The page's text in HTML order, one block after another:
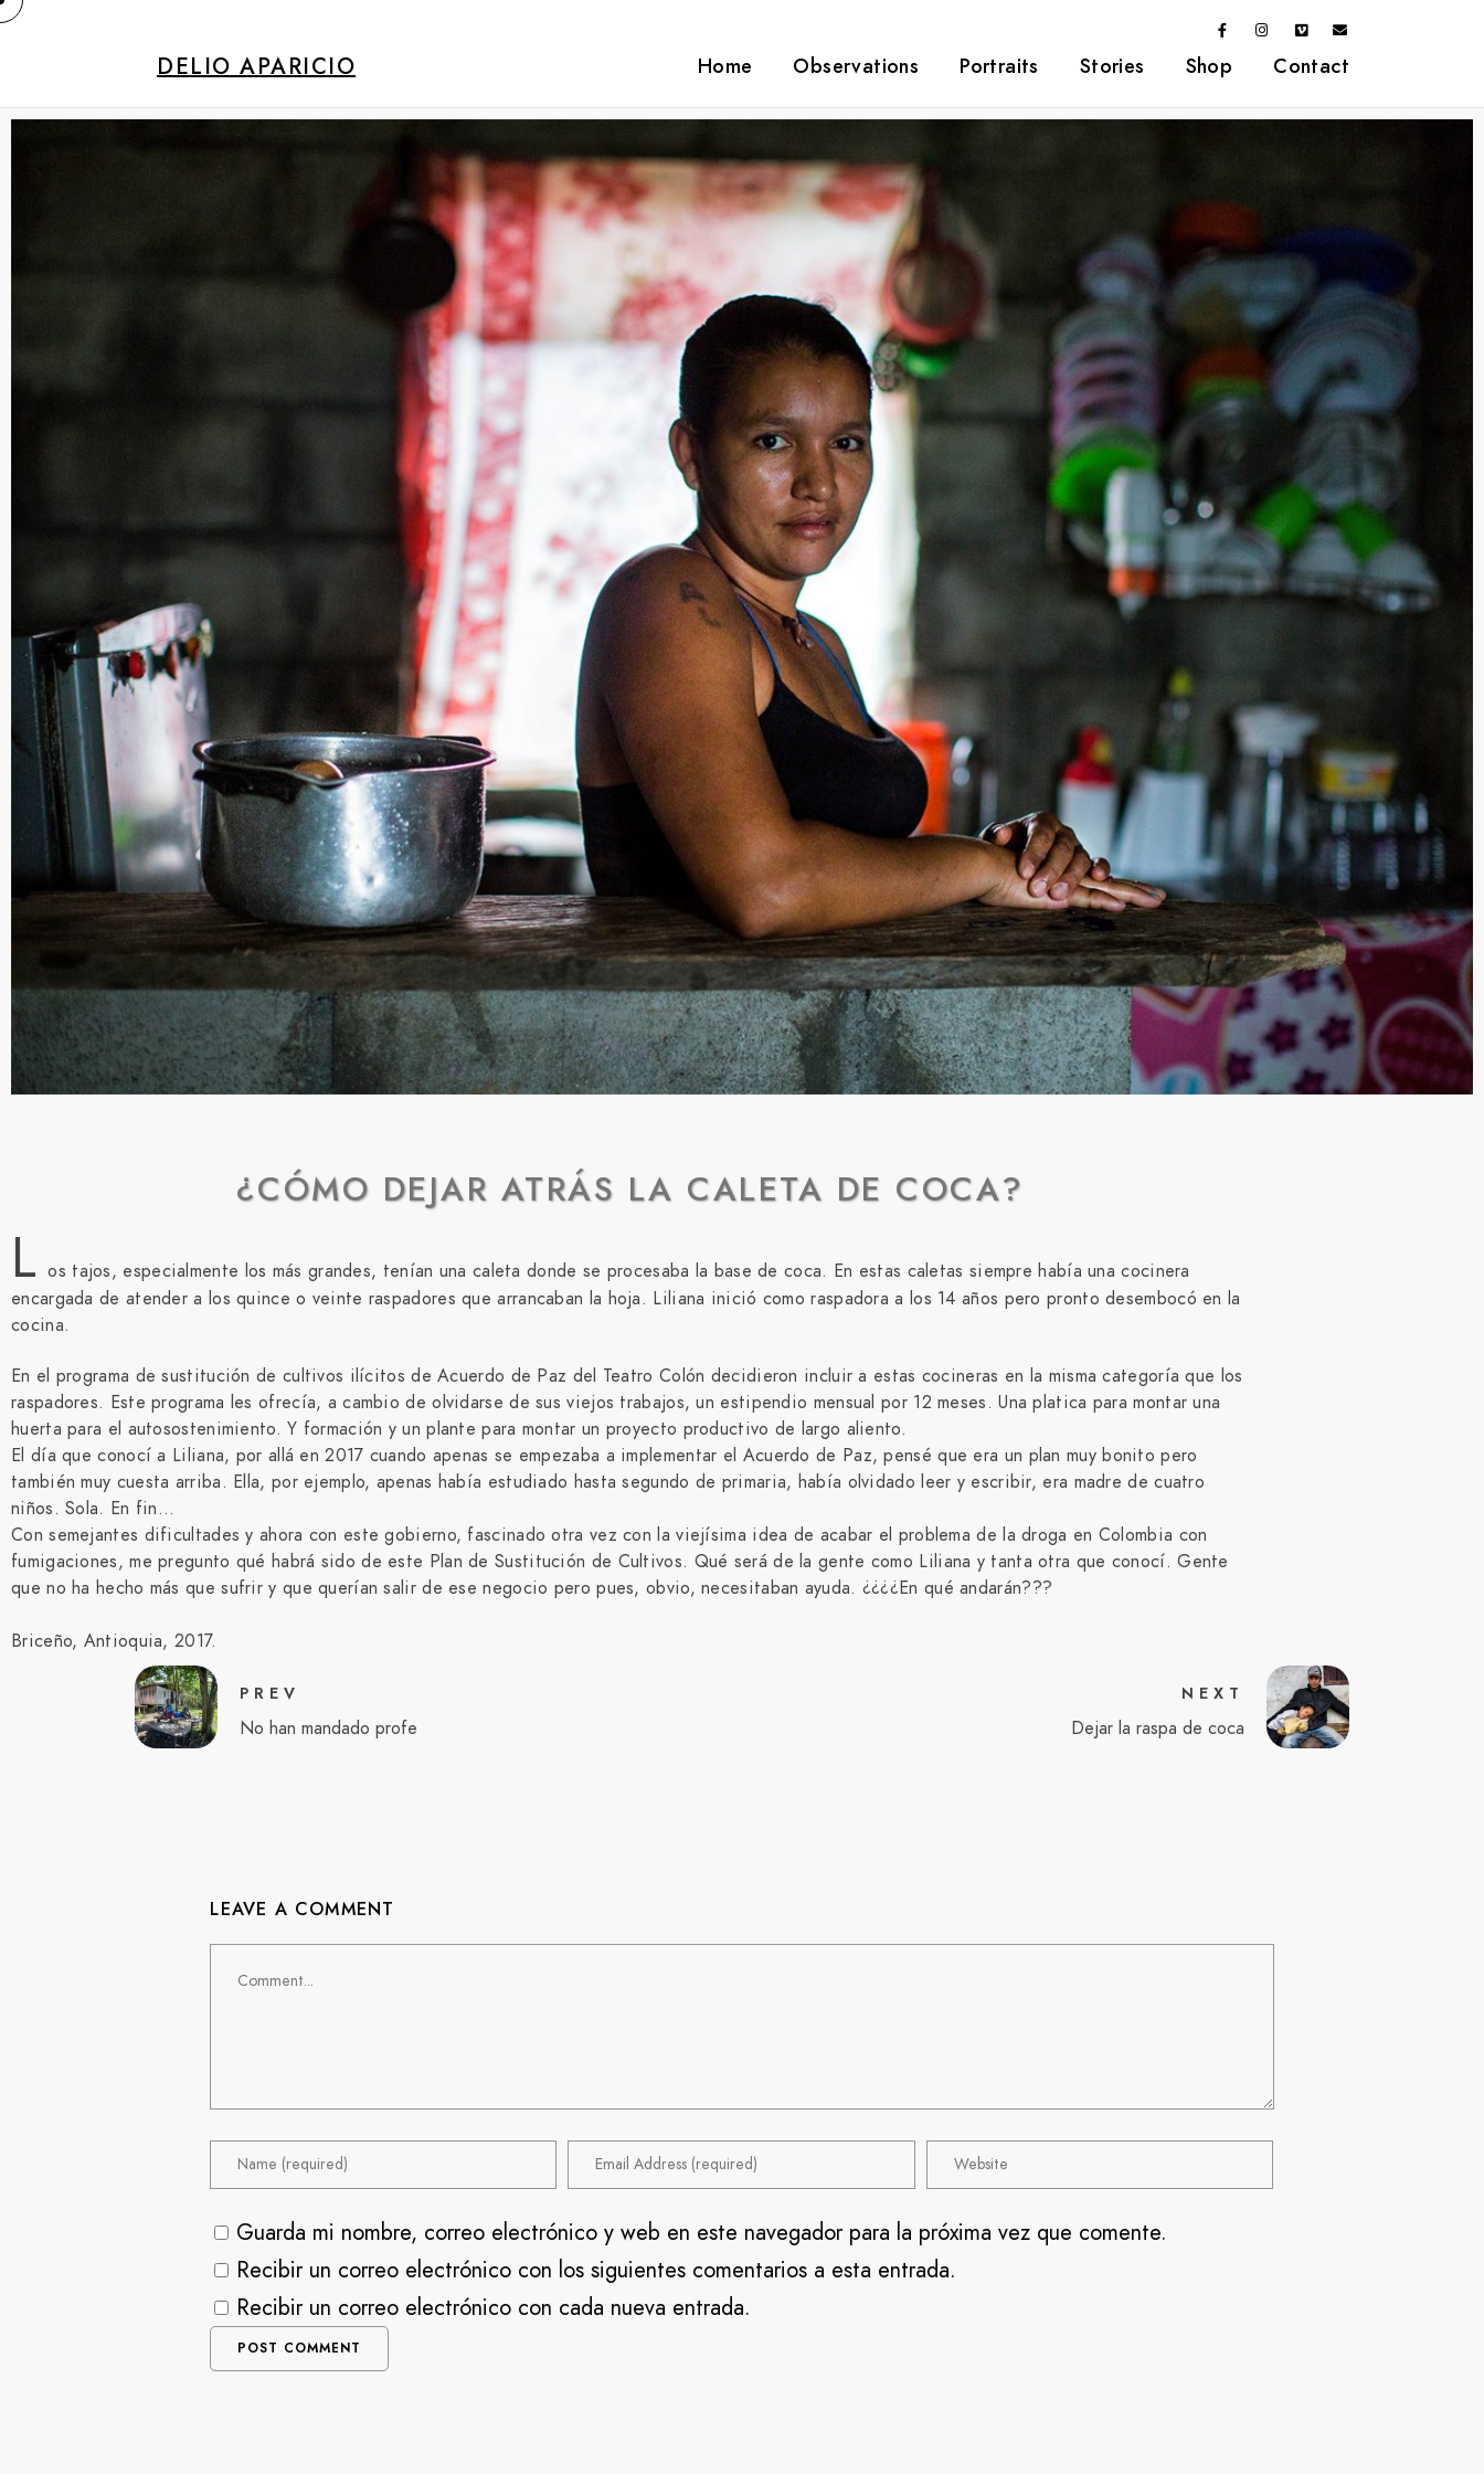
DELIO APARICIO Home Observations Portraits Stories Shop Contact
¿CÓMO DEJAR ATRÁS LA CALETA DE COCA?
L os tajos, especialmente los más grandes, tenían una caleta donde se procesaba la base de coca. En estas caletas siempre había una cocinera
encargada de atender a los quince o veinte raspadores que arrancaban la hoja. Liliana inició como raspadora a los 14 años pero pronto desembocó en la
cocina.
En el programa de sustitución de cultivos ilícitos de Acuerdo de Paz del Teatro Colón decidieron incluir a estas cocineras en la misma categoría que los
raspadores. Este programa les ofrecía, a cambio de olvidarse de sus viejos trabajos, un estipendio mensual por 12 meses. Una platica para montar una
huerta para el autosostenimiento. Y formación y un plante para montar un proyecto productivo de largo aliento.
El día que conocí a Liliana, por allá en 2017 cuando apenas se empezaba a implementar el Acuerdo de Paz, pensé que era un plan muy bonito pero
también muy cuesta arriba. Ella, por ejemplo, apenas había estudiado hasta segundo de primaria, había olvidado leer y escribir, era madre de cuatro
niños. Sola. En fin…
Con semejantes dificultades y ahora con este gobierno, fascinado otra vez con la viejísima idea de acabar el problema de la droga en Colombia con
fumigaciones, me pregunto qué habrá sido de este Plan de Sustitución de Cultivos. Qué será de la gente como Liliana y tanta otra que conocí. Gente
que no ha hecho más que sufrir y que querían salir de ese negocio pero pues, obvio, necesitaban ayuda. ¿¿¿¿En qué andarán???
Briceño, Antioquia, 2017.
PREV
No han mandado profe
NEXT
Dejar la raspa de coca
LEAVE A COMMENT
Guarda mi nombre, correo electrónico y web en este navegador para la próxima vez que comente.
Recibir un correo electrónico con los siguientes comentarios a esta entrada.
Recibir un correo electrónico con cada nueva entrada.